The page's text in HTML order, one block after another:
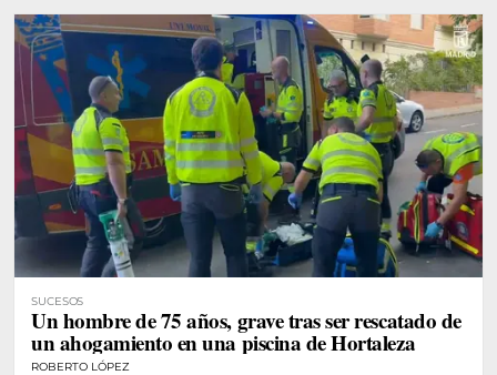
SUCESOS
Un hombre de 75 años, grave tras ser rescatado de
un ahogamiento en una piscina de Hortaleza
ROBERTO LÓPEZ